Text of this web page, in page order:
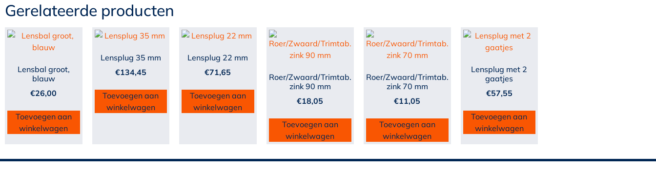
Gerelateerde producten
Lensbal groot,
blauw
€26,00
Toevoegen aan
winkelwagen
Lensplug 35 mm
€134,45
Toevoegen aan
winkelwagen
Lensplug 22 mm
€71,65
Toevoegen aan
winkelwagen
Roer/Zwaard/Trimtab.
zink 90 mm
€18,05
Toevoegen aan
winkelwagen
Roer/Zwaard/Trimtab.
zink 70 mm
€11,05
Toevoegen aan
winkelwagen
Lensplug met 2
gaatjes
€57,55
Toevoegen aan
winkelwagen